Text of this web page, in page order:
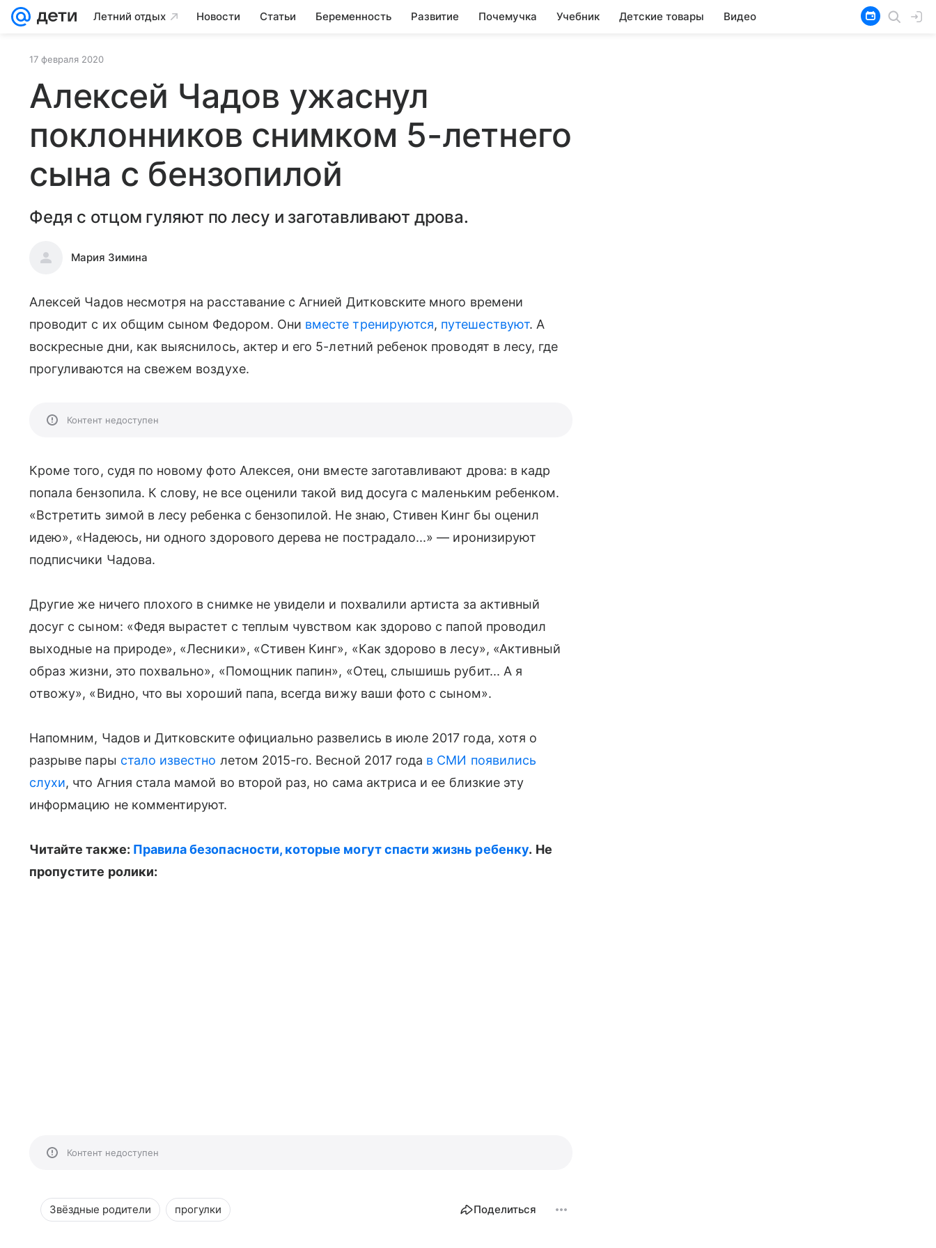
Летний отдых Новости Статьи Беременность Развитие Почемучка Учебник Детские товары Видео
17 февраля 2020
Алексей Чадов ужаснул
поклонников снимком 5-летнего
сына с бензопилой
Федя с отцом гуляют по лесу и заготавливают дрова.
Мария Зимина
Алексей Чадов несмотря на расставание с Агнией Дитковските много времени
проводит с их общим сыном Федором. Они вместе тренируются, путешествуют. А
воскресные дни, как выяснилось, актер и его 5-летний ребенок проводят в лесу, где
прогуливаются на свежем воздухе.
Контент недоступен
Кроме того, судя по новому фото Алексея, они вместе заготавливают дрова: в кадр
попала бензопила. К слову, не все оценили такой вид досуга с маленьким ребенком.
«Встретить зимой в лесу ребенка с бензопилой. Не знаю, Стивен Кинг бы оценил
идею», «Надеюсь, ни одного здорового дерева не пострадало...» — иронизируют
подписчики Чадова.
Другие же ничего плохого в снимке не увидели и похвалили артиста за активный
досуг с сыном: «Федя вырастет с теплым чувством как здорово с папой проводил
выходные на природе», «Лесники», «Стивен Кинг», «Как здорово в лесу», «Активный
образ жизни, это похвально», «Помощник папин», «Отец, слышишь рубит... А я
отвожу», «Видно, что вы хороший папа, всегда вижу ваши фото с сыном».
Напомним, Чадов и Дитковските официально развелись в июле 2017 года, хотя о
разрыве пары стало известно летом 2015-го. Весной 2017 года в СМИ появились
слухи, что Агния стала мамой во второй раз, но сама актриса и ее близкие эту
информацию не комментируют.
Читайте также: Правила безопасности, которые могут спасти жизнь ребенку. Не
пропустите ролики:
Контент недоступен
Звёздные родители прогулки Поделиться